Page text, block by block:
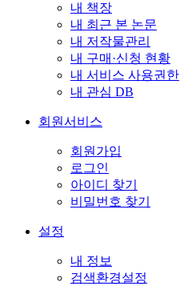
내 책장
내 최근 본 논문
내 저작물관리
내 구매·신청 현황
내 서비스 사용권한
내 관심 DB
회원서비스
회원가입
로그인
아이디 찾기
비밀번호 찾기
설정
내 정보
검색환경설정